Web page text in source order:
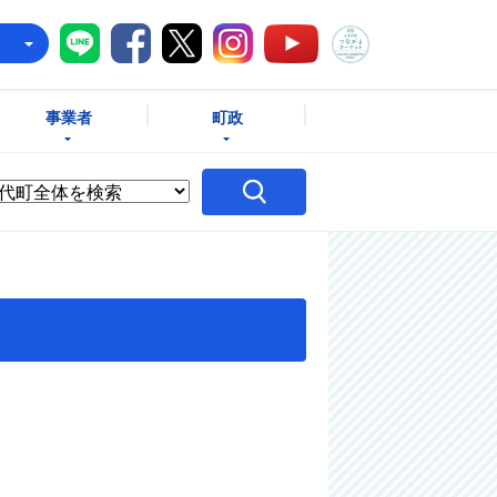
八千代町LINE
八千代町Facebook
八千代町X八千代町Instagram八千代町YouTube
事業者 町政